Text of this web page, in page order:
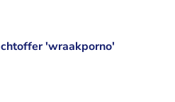
'wraakporno'